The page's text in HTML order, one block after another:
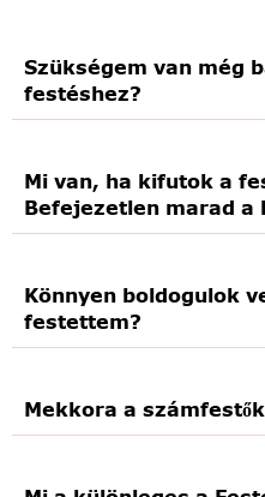
Szükségem van még
festéshez?
Mi van, ha kifutok a
Befejezetlen marad a
Könnyen boldogulok
festettem?
Mekkora a